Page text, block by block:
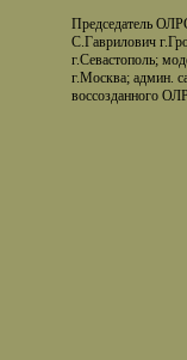
Председатель
С.Гаврилович
г.Севастополь;
г.Москва; админ.
воссозданного